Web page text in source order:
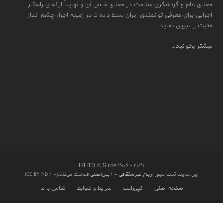
معنای عام و گردشگری سلامت در معنای خاص آن و نهایتاً ارائه ی راهکار
اجرایی برای معرفی توانمندی ایران بسط داده تا در زمینه اجرا، چشم انداز
مثبت را تبیین نماید.
بیشتر بخوانید…
IRHTO © Since ۲۰۰۶ - ۲۰۲۱
این سایت تحت مجوز ارجاع-غیراشتقاقی ۴.۰ بین‌المللی فعالیت می‌کند.(CC BY-ND 4.0)
صفحه اصلی کپی‌رایت شرایط و ضوابط تماس با ما